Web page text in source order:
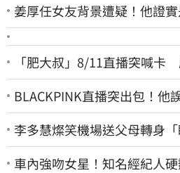
姜厚任女友背景遭疑！他證
「肥大叔」8/11直播突喊卡
BLACKPINK直播突出包！他
李多慧燦笑機場送父母轉身「
車內強吻女星！知名經紀人